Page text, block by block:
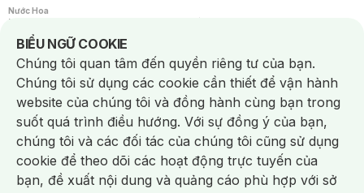
Nước Hoa
Nước Hoa Nữ
Chăm Sóc Cá Nhân
Chống Muỗi /Khẩu Trang /Máy Massage/Mặt Nạ Xông Hơi /Nước Rửa Tay/
Sản Phẩm Chăm Sóc Khác /Bàn Chải Đánh Răng /Bàn Chải Điện/
Hỗ Trợ Trắng Răng/Kem Đánh Răng /Máy Tăm Nước/ Nước Súc Miệng/
Tăm / Chỉ Nha Khoa/ Xịt Thơm Miệng / Dung Dịch Vệ Sinh/Dưỡng Vùng Kín/
Khăn Ướt Vệ Sinh Vùng Kín/Băng Vệ Sinh/Tampon/Bọt Cạo Râu /Dao Cạo Râu/
Máy Cạo Râu
Vấn Đề Về Da
Da Dầu / Lỗ Chân Lông To/ Da Khô / Mất Nước/ Da Lão Hóa/ Da Mụn/
Da Nhạy Cảm / Kích Ứng
Da Xỉn Màu Thâm / Nám / Tàn Nhang
Quầng Thâm & Bọng Mắt /Sẹo /Viêm Da Cơ Địa
Dụng Cụ / Phụ Kiện Chăm Sóc Da
Bông Tẩy Trang
Khăn Lau Mặt Khô Dụng Cụ / Máy Rửa Mặt Máy Chăm Sóc Da
BIỂU NGỮ COOKIE
Notice about cookies usage
Chúng tôi quan tâm đến quyền riêng tư của bạn.
Chúng tôi sử dụng các cookie cần thiết để vận hành
website của chúng tôi và đồng hành cùng bạn trong
suốt quá trình điều hướng. Với sự đồng ý của bạn,
chúng tôi và các đối tác của chúng tôi cũng sử dụng
cookie để theo dõi các hoạt động trực tuyến của
bạn, đề xuất nội dung và quảng cáo phù hợp với sở